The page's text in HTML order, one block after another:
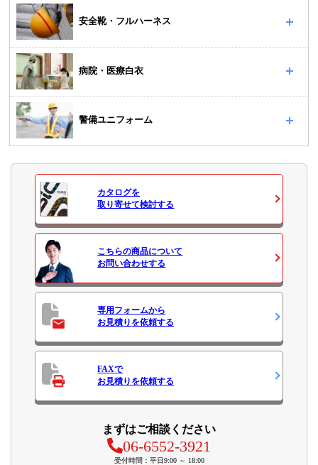
安全靴・フルハーネス
病院・医療白衣
警備ユニフォーム
カタログを
取り寄せて検討する
こちらの商品について
お問い合わせする
専用フォームから
お見積り を依頼する
FAXで
お見積り を依頼する
まずはご相談ください
06-6552-3921
受付時間：平日9:00 ～ 18:00